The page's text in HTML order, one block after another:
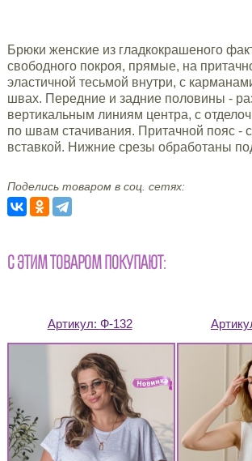
Брюки женские из гладкокрашеного
свободного покроя, прямые, на
эластичной тесьмой внутри, с
швах. Передние и задние половины -
вертикальным линиям центра, с
по швам стачивания. Притачной пояс -
вставкой. Нижние срезы обработаны
Поделись товаром в соц. сетях:
С ЭТИМ ТОВАРОМ ПОКУПАЮТ:
Артикул: Ф-132